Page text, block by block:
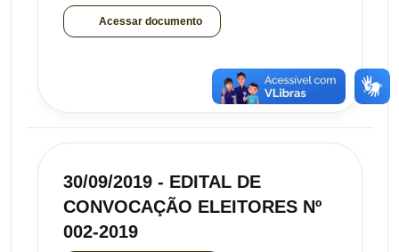
Acessar documento
30/09/2019 - EDITAL DE
CONVOCAÇÃO ELEITORES Nº
002-2019